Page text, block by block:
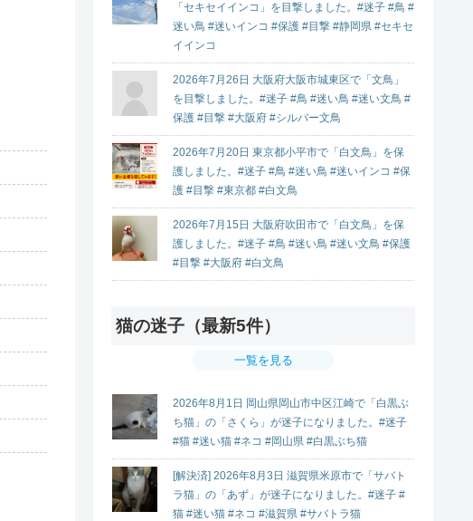
「セキセイインコ」を目撃しました。#迷子 #鳥 #
迷い鳥 #迷いインコ #保護 #目撃 #静岡県 #セキセ
イインコ
2026年7月26日 大阪府大阪市城東区で「文鳥」
を目撃しました。#迷子 #鳥 #迷い鳥 #迷い文鳥 #
保護 #目撃 #大阪府 #シルバー文鳥
2026年7月20日 東京都小平市で「白文鳥」を保
護しました。#迷子 #鳥 #迷い鳥 #迷いインコ #保
護 #目撃 #東京都 #白文鳥
2026年7月15日 大阪府吹田市で「白文鳥」を保
護しました。#迷子 #鳥 #迷い鳥 #迷い文鳥 #保護
#目撃 #大阪府 #白文鳥
猫の迷子（最新5件）
一覧を見る
2026年8月1日 岡山県岡山市中区江崎で「白黒ぶ
ち猫」の「さくら」が迷子になりました。#迷子
#猫 #迷い猫 #ネコ #岡山県 #白黒ぶち猫
[解決済] 2026年8月3日 滋賀県米原市で「サバト
ラ猫」の「あず」が迷子になりました。#迷子 #
猫 #迷い猫 #ネコ #滋賀県 #サバトラ猫